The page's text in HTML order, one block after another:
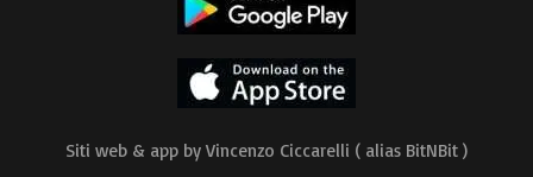
Siti web & app by Vincenzo Ciccarelli ( alias BitNBit )